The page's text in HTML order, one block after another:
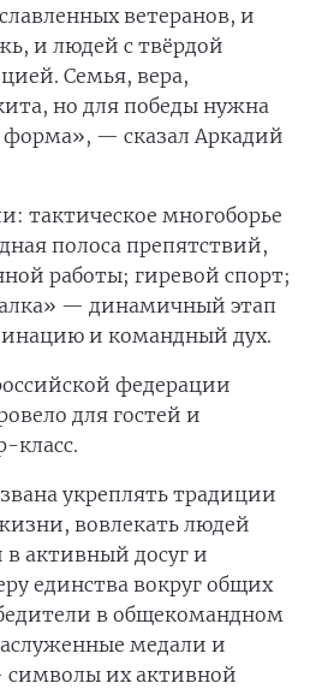
ветеранов, и
и людей с твёрдой
Семья, вера,
но для победы нужна
— сказал Аркадий
тактическое многоборье
полоса препятствий,
работы; гиревой спорт;
— динамичный этап
и командный дух.
федерации
для гостей и
класс.
укреплять традиции
вовлекать людей
активный досуг и
единства вокруг общих
в общекомандном
медали и
их активной